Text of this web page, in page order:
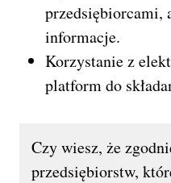
przedsiębiorcami,
informacje.
Korzystanie z
platform do
Czy wiesz, że
przedsiębiorstw,